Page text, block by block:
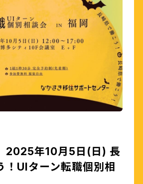
2025年10月5日(日) 長
！UIターン転職個別相